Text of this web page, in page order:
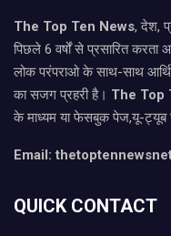
The Top Ten News, देश,
पिछले 6 वर्षों से प्रसारित करता
लोक परंपराओ के साथ-साथ
का सजग प्रहरी है। The Top
के माध्यम या फेसबुक पेज,यू-ट्यूब
Email:
QUICK CONTACT